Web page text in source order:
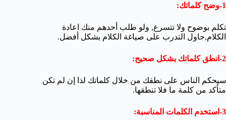
1-وضح كلماتك:
تكلم بوضوح ولا تتسرع, ولو طلب أحدهم منك اعادة
الكلام,حاول التدرب على صياغة الكلام بشكل أفضل.
2-انطق كلماتك بشكل صحيح:
سيحكم الناس على نطقك من خلال كلماتك لذا إن لم تكن
متأكد من كلمة ما فلا تنطقها.
3-استخدم الكلمات المناسبة: